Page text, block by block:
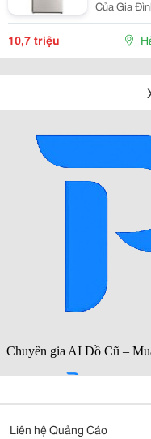
Của Gia Đình Bạn. Tủ Lạnh Hitachi
Hệ Thống
Lạnh
10,7 triệu
Liên hệ Quảng Cáo